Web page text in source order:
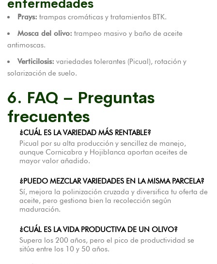
enfermedades
Prays: trampas cromáticas y tratamientos BTK.
Mosca del olivo: trampeo masivo y baño de aceite
antimoscas.
Verticilosis: variedades tolerantes (Picual), rotación y
solarización de suelo.
6. FAQ – Preguntas
frecuentes
¿CUÁL ES LA VARIEDAD MÁS RENTABLE?
Picual por su alta producción y sencillez de manejo,
aunque Cornicabra y Hojiblanca aportan aceites de
mayor valor añadido.
¿PUEDO MEZCLAR VARIEDADES EN LA MISMA PARCELA?
Sí, mejora la polinización cruzada y diversifica tu oferta de
aceite, pero gestiona bien la recolección según
maduración.
¿CUÁL ES LA VIDA PRODUCTIVA DE UN OLIVO?
Supera los 200 años, pero el pico de productividad se
sitúa entre los 10 y 50 años.